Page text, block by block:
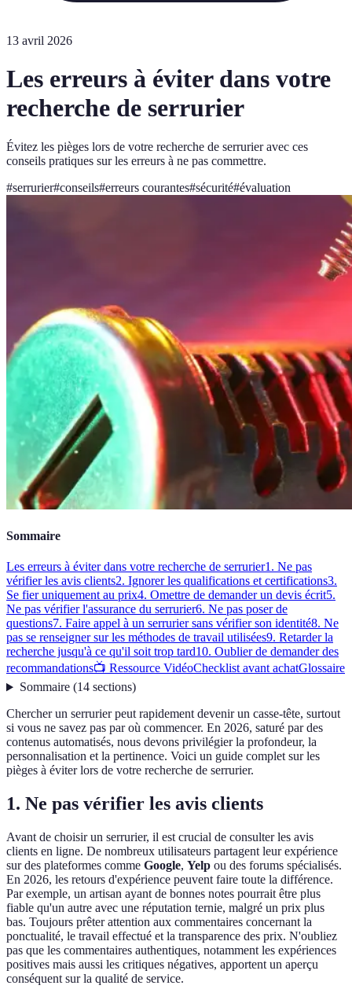
13 avril 2026
Les erreurs à éviter dans votre
recherche de serrurier
Évitez les pièges lors de votre recherche de serrurier avec ces
conseils pratiques sur les erreurs à ne pas commettre.
#serrurier#conseils#erreurs courantes#sécurité#évaluation
Sommaire
Les erreurs à éviter dans votre recherche de serrurier1. Ne pas
vérifier les avis clients2. Ignorer les qualifications et certifications3.
Se fier uniquement au prix4. Omettre de demander un devis écrit5.
Ne pas vérifier l'assurance du serrurier6. Ne pas poser de
questions7. Faire appel à un serrurier sans vérifier son identité8. Ne
pas se renseigner sur les méthodes de travail utilisées9. Retarder la
recherche jusqu'à ce qu'il soit trop tard10. Oublier de demander des
recommandations📺 Ressource VidéoChecklist avant achatGlossaire
Sommaire(14 sections)
Chercher un serrurier peut rapidement devenir un casse-tête, surtout
si vous ne savez pas par où commencer. En 2026, saturé par des
contenus automatisés, nous devons privilégier la profondeur, la
personnalisation et la pertinence. Voici un guide complet sur les
pièges à éviter lors de votre recherche de serrurier.
1. Ne pas vérifier les avis clients
Avant de choisir un serrurier, il est crucial de consulter les avis
clients en ligne. De nombreux utilisateurs partagent leur expérience
sur des plateformes comme Google, Yelp ou des forums spécialisés.
En 2026, les retours d'expérience peuvent faire toute la différence.
Par exemple, un artisan ayant de bonnes notes pourrait être plus
fiable qu'un autre avec une réputation ternie, malgré un prix plus
bas. Toujours prêter attention aux commentaires concernant la
ponctualité, le travail effectué et la transparence des prix. N'oubliez
pas que les commentaires authentiques, notamment les expériences
positives mais aussi les critiques négatives, apportent un aperçu
conséquent sur la qualité de service.